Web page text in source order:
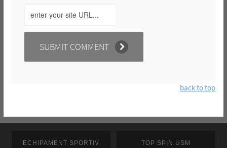
back to top
ECHIPAMENT SPORTIV TOP SPIN USM